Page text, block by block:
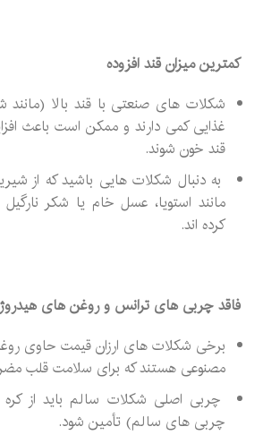
کمترین میزان قند افزوده
شکلات های صنعتی با قند بالا
غذایی کمی دارند و ممکن است باعث
قند خون شوند.
به دنبال شکلات هایی باشید که از
مانند استویا، عسل خام یا شکر نارگیل
کرده اند.
فاقد چربی های ترانس و روغن های
برخی شکلات های ارزان قیمت حاوی
مصنوعی هستند که برای سلامت قلب
چربی اصلی شکلات سالم باید از کره
چربی های سالم) تأمین شود.